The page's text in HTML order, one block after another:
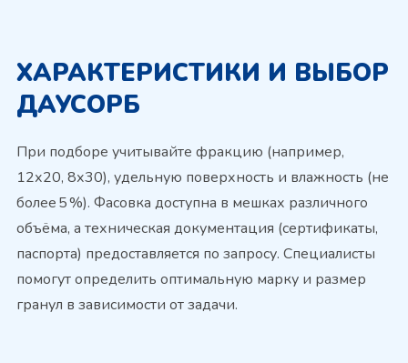
ХАРАКТЕРИСТИКИ И ВЫБОР
ДАУСОРБ
При подборе учитывайте фракцию (например,
12х20, 8х30), удельную поверхность и влажность (не
более 5 %). Фасовка доступна в мешках различного
объёма, а техническая документация (сертификаты,
паспорта) предоставляется по запросу. Специалисты
помогут определить оптимальную марку и размер
гранул в зависимости от задачи.